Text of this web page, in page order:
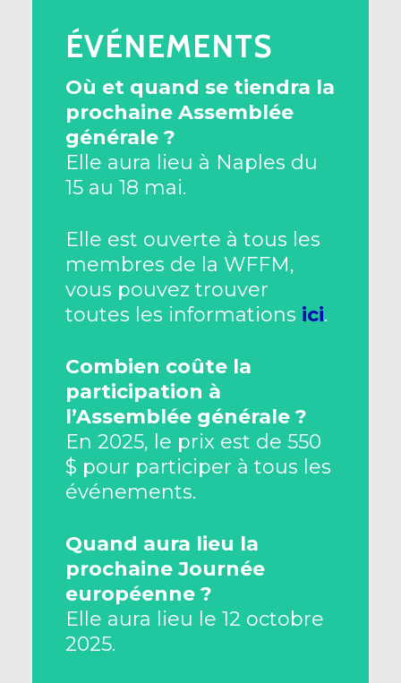
ÉVÉNEMENTS
Où et quand se tiendra la
prochaine Assemblée
générale ?
Elle aura lieu à Naples du
15 au 18 mai.
Elle est ouverte à tous les
membres de la WFFM,
vous pouvez trouver
toutes les informations ici.
Combien coûte la
participation à
l’Assemblée générale ?
En 2025, le prix est de 550
$ pour participer à tous les
événements.
Quand aura lieu la
prochaine Journée
européenne ?
Elle aura lieu le 12 octobre
2025.